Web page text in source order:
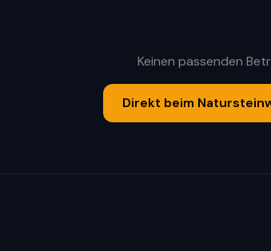
Keinen passenden
Direkt beim